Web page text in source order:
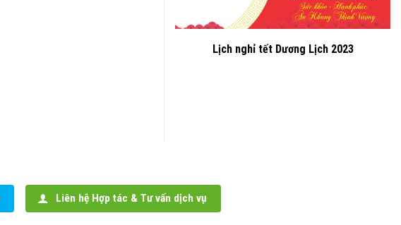
Lịch nghỉ tết Dương Lịch 2023
Liên hệ Hợp tác & Tư vấn dịch vụ